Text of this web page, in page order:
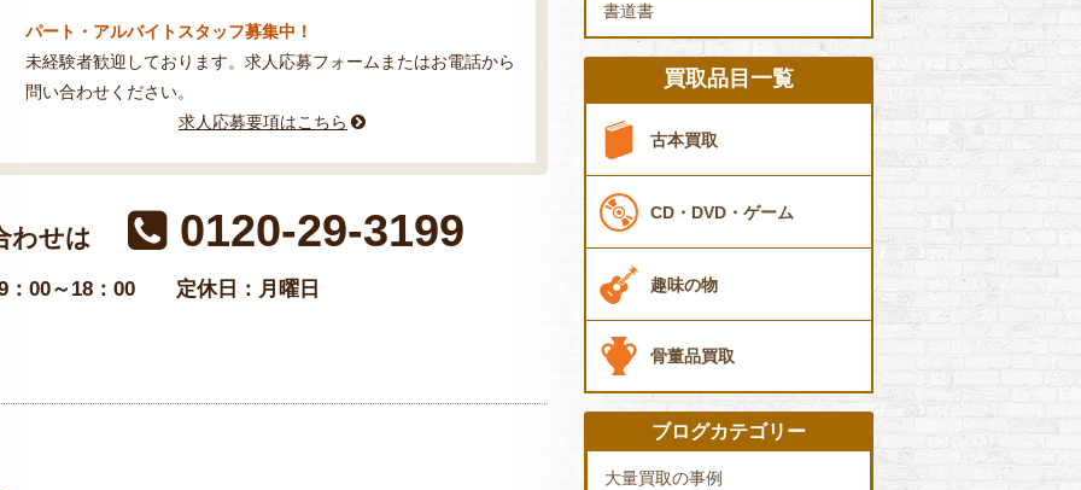
パート・アルバイトスタッフ募集中！
未経験者歓迎しております。求人応募フォームまたはお電話から
問い合わせください。
求人応募要項はこちら
わせは 0120-29-3199
：00～18：00 定休日：月曜日
書道書
買取品目一覧
古本買取
CD・DVD・ゲーム
趣味の物
骨董品買取
ブログカテゴリー
大量買取の事例